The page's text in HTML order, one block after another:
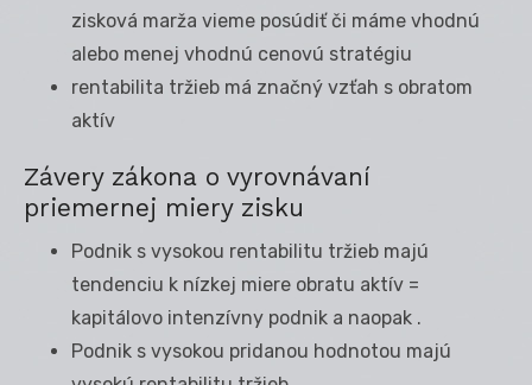
zisková marža vieme posúdiť či máme vhodnú
alebo menej vhodnú cenovú stratégiu
rentabilita tržieb má značný vzťah s obratom
aktív
Závery zákona o vyrovnávaní
priemernej miery zisku
Podnik s vysokou rentabilitu tržieb majú
tendenciu k nízkej miere obratu aktív =
kapitálovo intenzívny podnik a naopak .
Podnik s vysokou pridanou hodnotou majú